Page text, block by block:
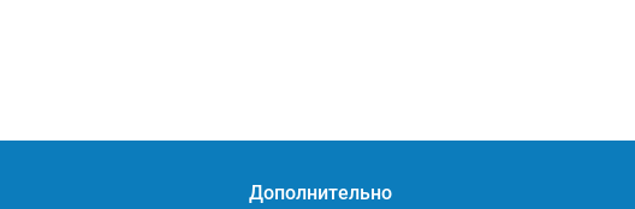
Дополнительно